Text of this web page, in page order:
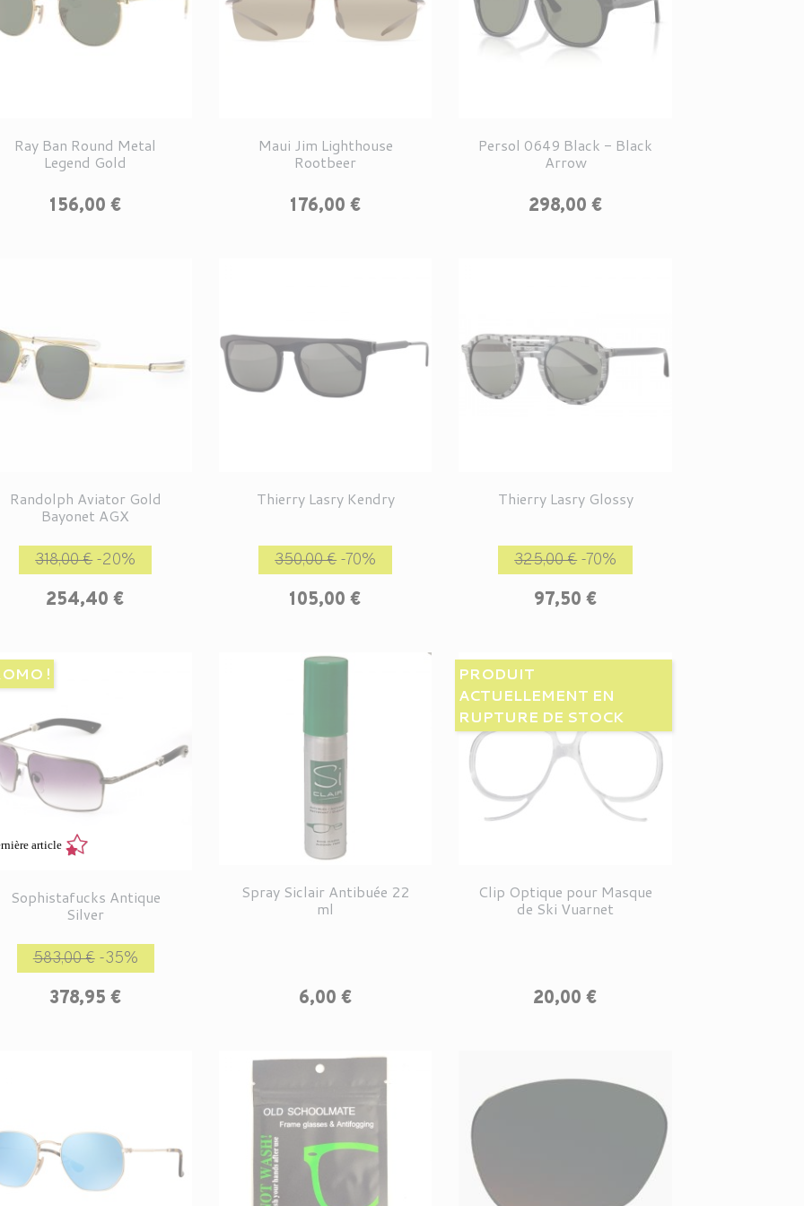
Ray Ban Round Metal
Legend Gold
Prix
156,00 €
Maui Jim Lighthouse
Rootbeer
Prix
176,00 €
Persol 0649 Black - Black
Arrow
Prix
298,00 €
Randolph Aviator Gold
Bayonet AGX
Prix de base
318,00 €-20%
254,40 €
Thierry Lasry Kendry
Prix de base
350,00 € -70%
105,00 €
Thierry Lasry Glossy
Prix de base
325,00 € -70%
97,50 €
article
Sophistafucks Antique
Silver
Prix de base
583,00 €-35%
378,95 €
!
Spray Siclair Antibuée 22
ml
Prix
6,00 €
Clip Optique pour Masque
de Ski Vuarnet
Prix
20,00 €
PRODUIT
ACTUELLEMENT EN
RUPTURE DE STOCK